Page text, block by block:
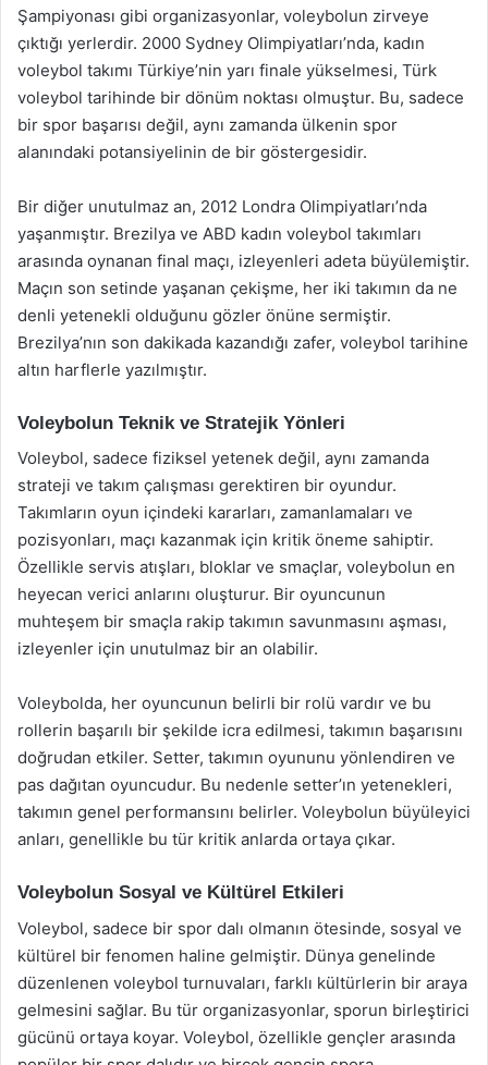
Şampiyonası gibi organizasyonlar, voleybolun zirveye
çıktığı yerlerdir. 2000 Sydney Olimpiyatları’nda, kadın
voleybol takımı Türkiye’nin yarı finale yükselmesi, Türk
voleybol tarihinde bir dönüm noktası olmuştur. Bu, sadece
bir spor başarısı değil, aynı zamanda ülkenin spor
alanındaki potansiyelinin de bir göstergesidir.
Bir diğer unutulmaz an, 2012 Londra Olimpiyatları’nda
yaşanmıştır. Brezilya ve ABD kadın voleybol takımları
arasında oynanan final maçı, izleyenleri adeta büyülemiştir.
Maçın son setinde yaşanan çekişme, her iki takımın da ne
denli yetenekli olduğunu gözler önüne sermiştir.
Brezilya’nın son dakikada kazandığı zafer, voleybol tarihine
altın harflerle yazılmıştır.
Voleybolun Teknik ve Stratejik Yönleri
Voleybol, sadece fiziksel yetenek değil, aynı zamanda
strateji ve takım çalışması gerektiren bir oyundur.
Takımların oyun içindeki kararları, zamanlamaları ve
pozisyonları, maçı kazanmak için kritik öneme sahiptir.
Özellikle servis atışları, bloklar ve smaçlar, voleybolun en
heyecan verici anlarını oluşturur. Bir oyuncunun
muhteşem bir smaçla rakip takımın savunmasını aşması,
izleyenler için unutulmaz bir an olabilir.
Voleybolda, her oyuncunun belirli bir rolü vardır ve bu
rollerin başarılı bir şekilde icra edilmesi, takımın başarısını
doğrudan etkiler. Setter, takımın oyununu yönlendiren ve
pas dağıtan oyuncudur. Bu nedenle setter’ın yetenekleri,
takımın genel performansını belirler. Voleybolun büyüleyici
anları, genellikle bu tür kritik anlarda ortaya çıkar.
Voleybolun Sosyal ve Kültürel Etkileri
Voleybol, sadece bir spor dalı olmanın ötesinde, sosyal ve
kültürel bir fenomen haline gelmiştir. Dünya genelinde
düzenlenen voleybol turnuvaları, farklı kültürlerin bir araya
gelmesini sağlar. Bu tür organizasyonlar, sporun birleştirici
gücünü ortaya koyar. Voleybol, özellikle gençler arasında